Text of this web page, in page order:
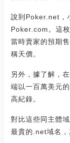
說到Poker.net，
Poker.com。這
當時賣家的預期
稱天價。
另外，據了解，
端以一百萬美元
高紀錄。
對比這些同主體
最貴的.net域名，